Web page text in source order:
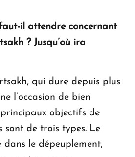
il attendre concernant
? Jusqu’où ira
qui dure depuis plus
l’occasion de bien
objectifs de
sont de trois types. Le
dans le dépeuplement,